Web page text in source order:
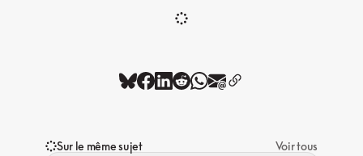
Sur le même sujet
Voir tous